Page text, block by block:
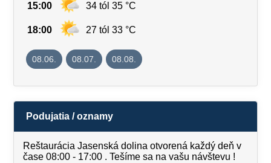
15:00 34 tól 35 °C
18:00 27 tól 33 °C
08.06. 08.07. 08.08.
Podujatia / oznamy
Reštaurácia Jasenská dolina otvorená každý deň v
čase 08:00 - 17:00 . Tešíme sa na vašu návštevu !